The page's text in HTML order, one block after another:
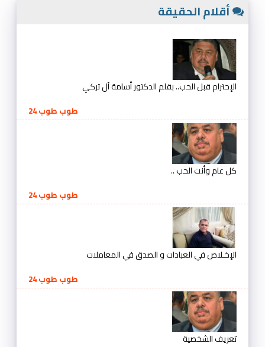
أقلام الحقيقة
الإحترام قبل الحب.. بقلم الدكتور أسامة آل تركي
طوب طوب 24
كل عام وأنت الحب ..
طوب طوب 24
الإخـلاص في العبادات و الصدق في المعاملات
طوب طوب 24
تعريف الشخصية